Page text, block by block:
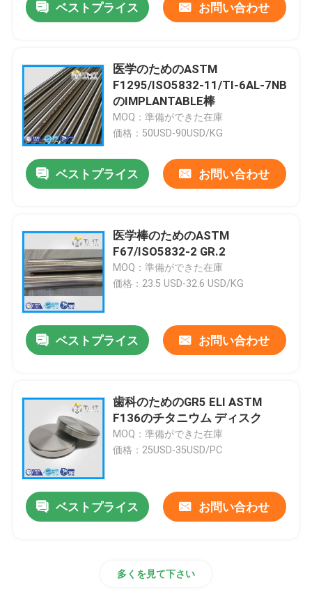
ビデオ
企業情報
品質管理
お問い合わせ
見積依頼
ベストプライス お問い合わせ
医学のためのASTM
F1295/ISO5832-11/TI-6AL-7NB
のIMPLANTABLE棒
MOQ：準備ができた在庫
価格：50USD-90USD/KG
ベストプライス お問い合わせ
医学棒のためのASTM
F67/ISO5832-2 GR.2
MOQ：準備ができた在庫
価格：23.5 USD-32.6 USD/KG
ベストプライス お問い合わせ
歯科のためのGR5 ELI ASTM
F136のチタニウム ディスク
MOQ：準備ができた在庫
価格：25USD-35USD/PC
ベストプライス お問い合わせ
多くを見て下さい